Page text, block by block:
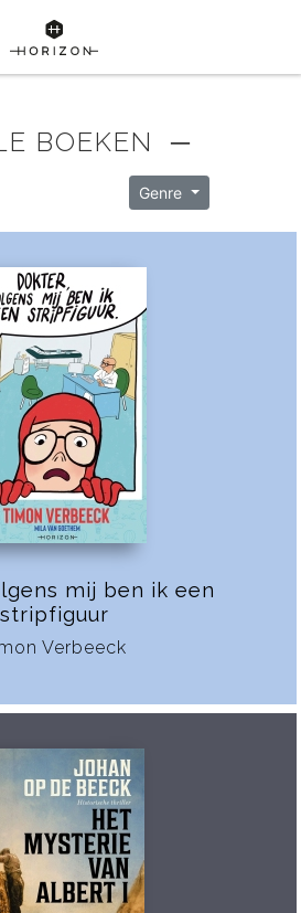
BOEKEN ─
Genre
mij ben ik een
stripfiguur
Verbeeck